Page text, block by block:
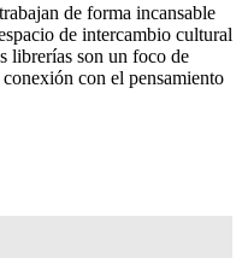
de forma incansable
de intercambio cultural
librerías son un foco de
con el pensamiento